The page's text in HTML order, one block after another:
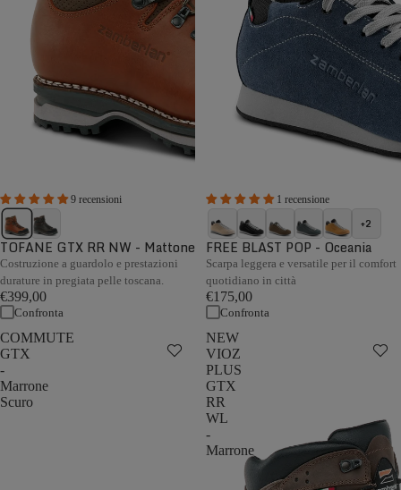
9 recensioni
TOFANE GTX RR NW - Mattone
Costruzione a guardolo e prestazioni
durature in pregiata pelle toscana.
€399,00
Confronta
1 recensione
+2
FREE BLAST POP - Oceania
Scarpa leggera e versatile per il comfort
quotidiano in città
€175,00
Confronta
COMMUTE
GTX
-
Marrone
Scuro
NEW
VIOZ
PLUS
GTX
RR
WL
-
Marrone